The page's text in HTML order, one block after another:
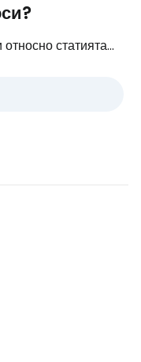
статията...